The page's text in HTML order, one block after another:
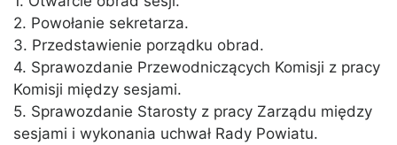
2. Powołanie sekretarza.
3. Przedstawienie porządku obrad.
4. Sprawozdanie Przewodniczących Komisji z pracy
Komisji między sesjami.
5. Sprawozdanie Starosty z pracy Zarządu między
sesjami i wykonania uchwał Rady Powiatu.